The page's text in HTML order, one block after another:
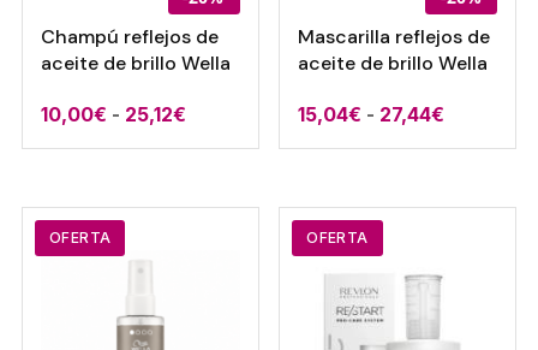
Champú reflejos de
aceite de brillo Wella
10,00€ - 25,12€Rango
de
desde
Mascarilla reflejos de
aceite de brillo Wella
15,04€ - 27,44€
de
desde
OFERTA OFERTA